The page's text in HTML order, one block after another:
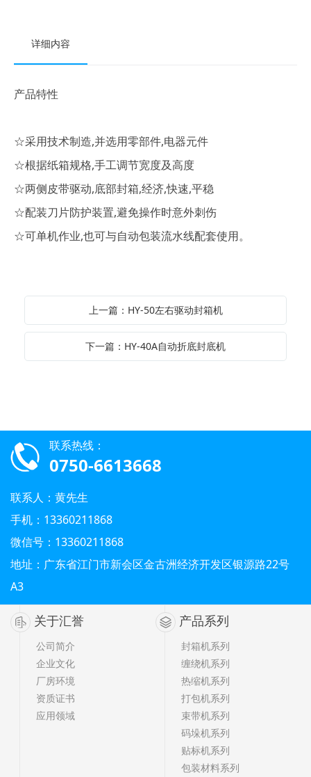
详细内容
产品特性
☆采用技术制造,并选用零部件,电器元件
☆根据纸箱规格,手工调节宽度及高度
☆两侧皮带驱动,底部封箱,经济,快速,平稳
☆配装刀片防护装置,避免操作时意外刺伤
☆可单机作业,也可与自动包装流水线配套使用。
上一篇：HY-50左右驱动封箱机
下一篇：HY-40A自动折底封底机
关于汇誉
公司简介
企业文化
厂房环境
资质证书
应用领域
产品系列
封箱机系列
缠绕机系列
热缩机系列
打包机系列
束带机系列
码垛机系列
贴标机系列
包装材料系列
联系热线：
0750-6613668
联系人：黄先生
手机：13360211868
微信号：13360211868
地址：广东省江门市新会区金古洲经济开发区银源路22号
A3